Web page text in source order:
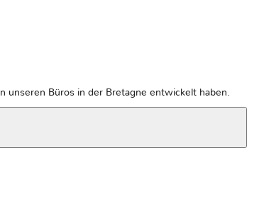
unseren Büros in der Bretagne entwickelt haben.